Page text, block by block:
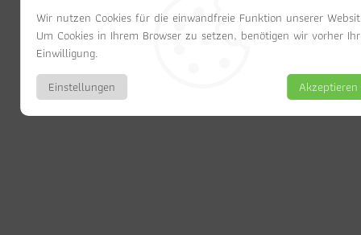
Wir nutzen Cookies für die einwandfreie Funktion unserer
Um Cookies in Ihrem Browser zu setzen, benötigen wir vorher
Einwilligung.
Einstellungen
Akzeptieren